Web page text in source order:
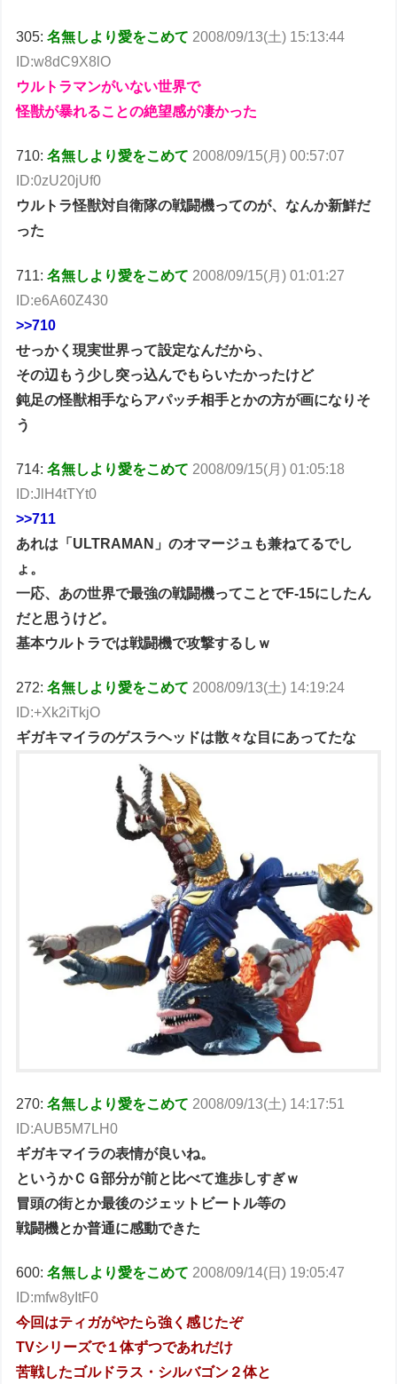
305:名無しより愛をこめて 2008/09/13(土) 15:13:44
ID:w8dC9X8lO
ウルトラマンがいない世界で
怪獣が暴れることの絶望感が凄かった
710:名無しより愛をこめて 2008/09/15(月) 00:57:07
ID:0zU20jUf0
ウルトラ怪獣対自衛隊の戦闘機ってのが、なんか新鮮だ
った
711:名無しより愛をこめて 2008/09/15(月) 01:01:27
ID:e6A60Z430
>>710
せっかく現実世界って設定なんだから、
その辺もう少し突っ込んでもらいたかったけど
鈍足の怪獣相手ならアパッチ相手とかの方が画になりそ
う
714:名無しより愛をこめて 2008/09/15(月) 01:05:18
ID:JlH4tTYt0
>>711
あれは「ULTRAMAN」のオマージュも兼ねてるでし
ょ。
一応、あの世界で最強の戦闘機ってことでF-15にしたん
だと思うけど。
基本ウルトラでは戦闘機で攻撃するしｗ
272:名無しより愛をこめて 2008/09/13(土) 14:19:24
ID:+Xk2iTkjO
ギガキマイラのゲスラヘッドは散々な目にあってたな
270:名無しより愛をこめて 2008/09/13(土) 14:17:51
ID:AUB5M7LH0
ギガキマイラの表情が良いね。
というかＣＧ部分が前と比べて進歩しすぎｗ
冒頭の街とか最後のジェットビートル等の
戦闘機とか普通に感動できた
600:名無しより愛をこめて 2008/09/14(日) 19:05:47
ID:mfw8yItF0
今回はティガがやたら強く感じたぞ
TVシリーズで１体ずつであれだけ
苦戦したゴルドラス・シルバゴン２体と